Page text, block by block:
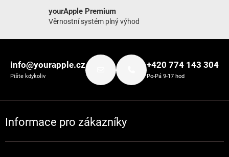
yourApple Premium
Věrnostní systém plný výhod
info@yourapple.cz
Pište kdykoliv
+420 774 143 304
Po-Pá 9-17 hod
Informace pro zákazníky